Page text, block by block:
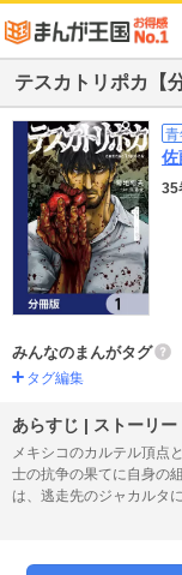
テスカトリポカ【
佐
35
みんなのまんがタグ
タグ編集
あらすじ | ストーリー
メキシコのカルテル頂点
士の抗争の果てに自身の
は、逃走先のジャカルタ
ネスにのめり込んでいく